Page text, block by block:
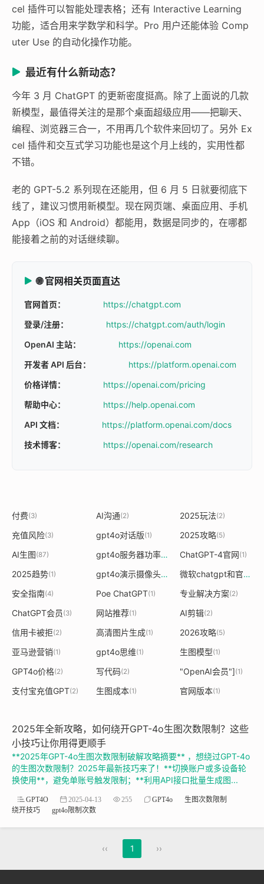
cel 插件可以智能处理表格；还有 Interactive Learning
功能，适合用来学数学和科学。Pro 用户还能体验 Comp
uter Use 的自动化操作功能。
最近有什么新动态？
今年 3 月 ChatGPT 的更新密度挺高。除了上面说的几款
新模型，最值得关注的是那个桌面超级应用——把聊天、
编程、浏览器三合一，不用再几个软件来回切了。另外 Ex
cel 插件和交互式学习功能也是这个月上线的，实用性都
不错。
老的 GPT-5.2 系列现在还能用，但 6 月 5 日就要彻底下
线了，建议习惯用新模型。现在网页端、桌面应用、手机
App（iOS 和 Android）都能用，数据是同步的，在哪都
能接着之前的对话继续聊。
🌐 官网相关页面直达
官网首页：
https://chatgpt.com
登录/注册：
https://chatgpt.com/auth/login
OpenAI 主站：
https://openai.com
开发者 API 后台：
https://platform.openai.com
价格详情：
https://openai.com/pricing
帮助中心：
https://help.openai.com
API 文档：
https://platform.openai.com/docs
技术博客：
https://openai.com/research
付费(3) AI沟通(2) 2025玩法(2)
充值风险(3) gpt4o对话版(1) 2025攻略(5)
AI生图(87) gpt4o服务器功率
(1) ChatGPT-4官网(1)
2025趋势(1) gpt4o演示摄像头
(1)
微软chatgpt和官网的区别
安全指南(4) Poe ChatGPT(1) 专业解决方案(2)
ChatGPT会员 (3) 网站推荐(1) AI剪辑(2)
信用卡被拒(2) 高清图片生成(1) 2026攻略(5)
亚马逊营销(1) gpt4o思维(1) 生图模型(1)
GPT4o价格(2) 写代码(2) "OpenAI会员"](1)
支付宝充值GPT(2) 生图成本(1) 官网版本(1)
2025年全新攻略，如何绕开GPT-4o生图次数限制？这些
小技巧让你用得更顺手
**2025年GPT-4o生图次数限制破解攻略摘要** ，想绕过GPT-4o
的生图次数限制？2025年最新技巧来了！**切换账户或多设备轮
换使用**，避免单账号触发限制；**利用API接口批量生成图...
GPT4O 2025-04-13 255 GPT4o
生图次数限制
绕开技巧
gpt4o限制次数
‹‹ 1 ››